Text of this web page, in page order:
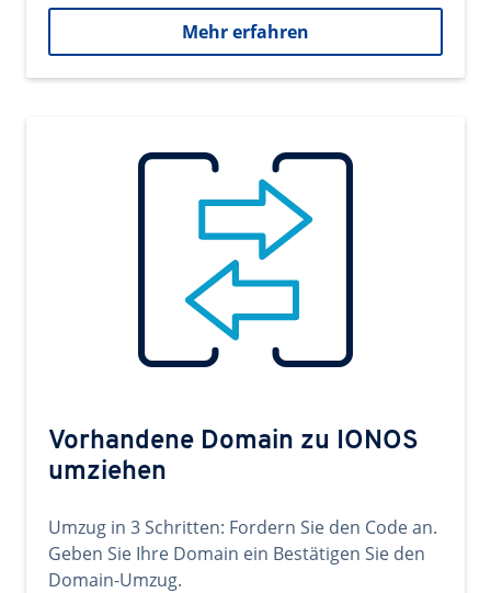
Mehr erfahren
Vorhandene Domain zu IONOS
umziehen
Umzug in 3 Schritten: Fordern Sie den Code an.
Geben Sie Ihre Domain ein Bestätigen Sie den
Domain-Umzug.